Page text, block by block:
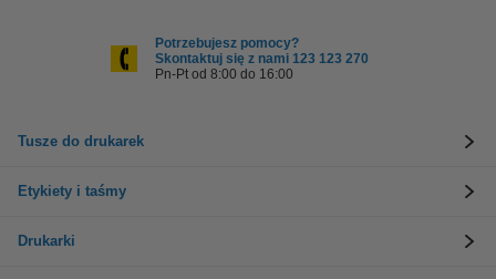
Potrzebujesz pomocy?
Skontaktuj się z nami 123 123 270
Pn-Pt od 8:00 do 16:00
Tusze do drukarek
Etykiety i taśmy
Drukarki